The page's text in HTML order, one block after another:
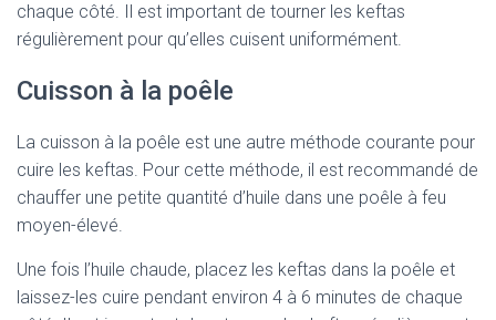
chaque côté. Il est important de tourner les keftas
régulièrement pour qu’elles cuisent uniformément.
Cuisson à la poêle
La cuisson à la poêle est une autre méthode courante pour
cuire les keftas. Pour cette méthode, il est recommandé de
chauffer une petite quantité d’huile dans une poêle à feu
moyen-élevé.
Une fois l’huile chaude, placez les keftas dans la poêle et
laissez-les cuire pendant environ 4 à 6 minutes de chaque